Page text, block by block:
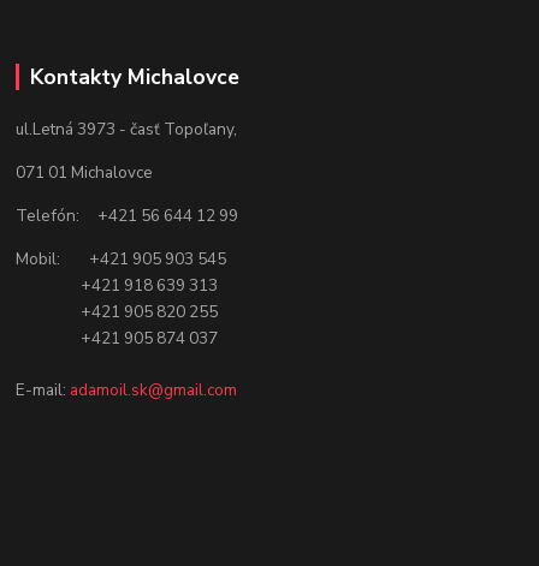
Kontakty Michalovce
ul.Letná 3973 - časť Topoľany,
071 01 Michalovce
Telefón: +421 56 644 12 99
Mobil: +421 905 903 545
+421 918 639 313
+421 905 820 255
+421 905 874 037
E-mail: adamoil.sk@gmail.com